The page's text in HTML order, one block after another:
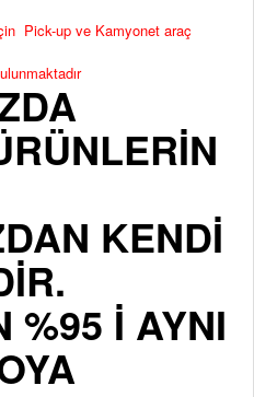
Pick-up ve Kamyonet araç
KENDİ
%95 İ AYNI